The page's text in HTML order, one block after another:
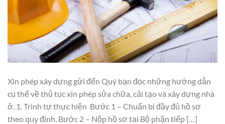
Xin phép xây dựng gửi đến Quý bạn đọc những hướng dẫn
cụ thể về thủ tục xin phép sửa chữa, cải tạo và xây dựng nhà
ở. 1. Trình tự thực hiện Bước 1 – Chuẩn bị đầy đủ hồ sơ
theo quy định. Bước 2 – Nộp hồ sơ tại Bộ phận tiếp […]